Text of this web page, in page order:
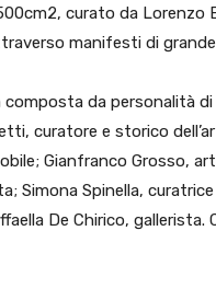
curato da Lorenzo
manifesti di
da personalità di
curatore e storico
Gianfranco Grosso,
Simona Spinella,
De Chirico, gallerista.